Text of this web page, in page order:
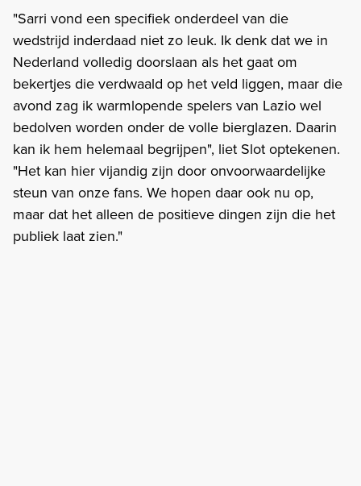
"Sarri vond een specifiek onderdeel van die
wedstrijd inderdaad niet zo leuk. Ik denk dat we in
Nederland volledig doorslaan als het gaat om
bekertjes die verdwaald op het veld liggen, maar die
avond zag ik warmlopende spelers van Lazio wel
bedolven worden onder de volle bierglazen. Daarin
kan ik hem helemaal begrijpen", liet Slot optekenen.
"Het kan hier vijandig zijn door onvoorwaardelijke
steun van onze fans. We hopen daar ook nu op,
maar dat het alleen de positieve dingen zijn die het
publiek laat zien."